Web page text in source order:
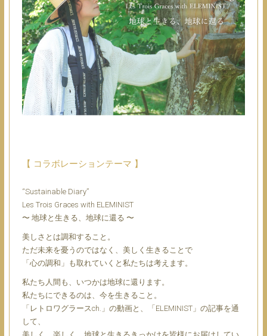
【 コラボレーションテーマ 】
“Sustainable Diary”
Les Trois Graces with ELEMINIST
〜 地球と生きる、地球に還る 〜
美しさとは調和すること。
ただ未来を憂うのではなく、美しく生きることで
「心の調和」も取れていくと私たちは考えます。
私たち人間も、いつかは地球に還ります。
私たちにできるのは、今を生きること。
「レトロワグラースch.」の動画と、「ELEMINIST」の記事を通
して、
美しく、楽しく、地球と生きるきっかけを皆様にお届けしてい